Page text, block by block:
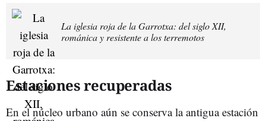
La iglesia roja de la Garrotxa: del siglo XII,
románica y resistente a los terremotos
Estaciones recuperadas
En el núcleo urbano aún se conserva la antigua estación